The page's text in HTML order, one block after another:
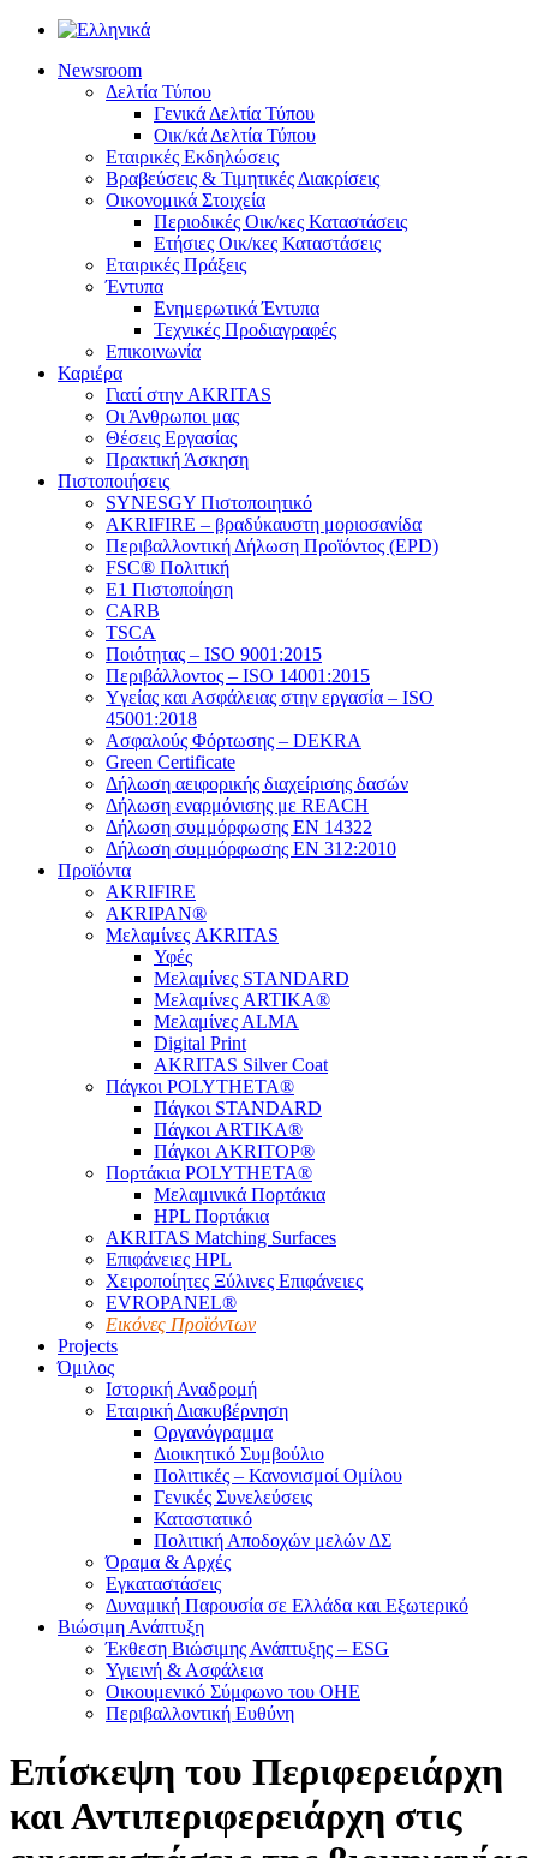
Newsroom
Δελτία Τύπου
Γενικά Δελτία Τύπου
Οικ/κά Δελτία Τύπου
Εταιρικές Εκδηλώσεις
Βραβεύσεις & Τιμητικές Διακρίσεις
Οικονομικά Στοιχεία
Περιοδικές Οικ/κες Καταστάσεις
Ετήσιες Οικ/κες Καταστάσεις
Εταιρικές Πράξεις
Έντυπα
Ενημερωτικά Έντυπα
Τεχνικές Προδιαγραφές
Επικοινωνία
Καριέρα
Γιατί στην AKRITAS
Οι Άνθρωποι μας
Θέσεις Εργασίας
Πρακτική Άσκηση
Πιστοποιήσεις
SYNESGY Πιστοποιητικό
AKRIFIRE – βραδύκαυστη μοριοσανίδα
Περιβαλλοντική Δήλωση Προϊόντος (EPD)
FSC® Πολιτική
E1 Πιστοποίηση
CARB
TSCA
Πoιότητας – ISO 9001:2015
Περιβάλλοντος – ISO 14001:2015
Yγείας και Ασφάλειας στην εργασία – ISO
45001:2018
Ασφαλούς Φόρτωσης – DEKRA
Green Certificate
Δήλωση αειφορικής διαχείρισης δασών
Δήλωση εναρμόνισης με REACH
Δήλωση συμμόρφωσης EN 14322
Δήλωση συμμόρφωσης EN 312:2010
Προϊόντα
AKRIFIRE
AKRIPAN®
Μελαμίνες AKRITAS
Υφές
Μελαμίνες STANDARD
Μελαμίνες ARTIKA®
Μελαμίνες ΑLMA
Digital Print
AKRITAS Silver Coat
Πάγκοι POLYTHETA®
Πάγκοι STANDARD
Πάγκοι ARTIKA®
Πάγκοι AKRITOP®
Πορτάκια POLYTHETA®
Μελαμινικά Πορτάκια
HPL Πορτάκια
AKRITAS Matching Surfaces
Επιφάνειες HPL
Χειροποίητες Ξύλινες Επιφάνειες
EVROPANEL®
Εικόνες Προϊόντων
Projects
Όμιλος
Ιστορική Αναδρομή
Εταιρική Διακυβέρνηση
Οργανόγραμμα
Διοικητικό Συμβούλιο
Πολιτικές – Κανονισμοί Ομίλου
Γενικές Συνελεύσεις
Καταστατικό
Πολιτική Αποδοχών μελών ΔΣ
Όραμα & Αρχές
Εγκαταστάσεις
Δυναμική Παρουσία σε Ελλάδα και Εξωτερικό
Βιώσιμη Ανάπτυξη
Έκθεση Βιώσιμης Ανάπτυξης – ESG
Υγιεινή & Ασφάλεια
Οικουμενικό Σύμφωνο του ΟΗΕ
Περιβαλλοντική Ευθύνη
Eπίσκεψη του Περιφερειάρχη
και Αντιπεριφερειάρχη στις